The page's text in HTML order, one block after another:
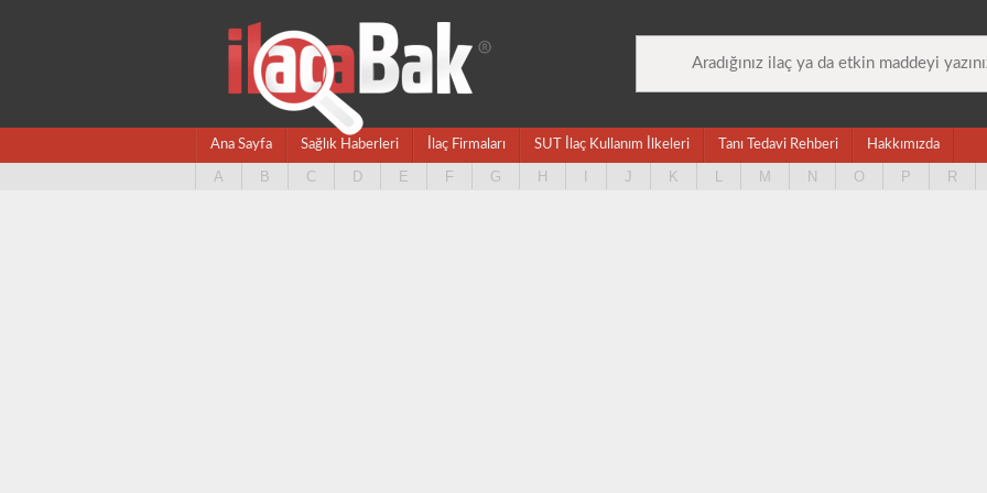
Ana Sayfa Sağlık Haberleri İlaç Firmaları SUT İlaç Kullanım İlkeleri Tanı Tedavi Rehberi Hakkımızda
A B C D E F G H J K L M N O P R